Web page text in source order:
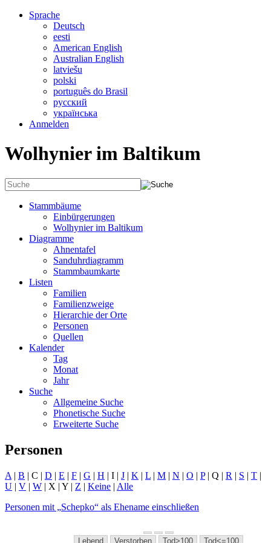
Sprache
Deutsch
eesti
American English
Australian English
latviešu
polski
português do Brasil
русский
українська
Anmelden
Wolhynier im Baltikum
Stammbäume
Einbürgerungen
Wolhynier im Baltikum
Diagramme
Ahnentafel
Sanduhrdiagramm
Stammbaumkarte
Listen
Familien
Familienzweige
Hierarchie der Orte
Personen
Quellen
Kalender
Tag
Monat
Jahr
Suche
Allgemeine Suche
Phonetische Suche
Erweiterte Suche
Personen
A | B | C | D | E | F | G | H | I | J | K | L | M | N | O | P| Q | R | S | T |
U | V | W | X | Y | Z | Keine | Alle
Personen mit „Schepko“ als Ehename einschließen
Lebend Verstorben Tod>100 Tod<=100